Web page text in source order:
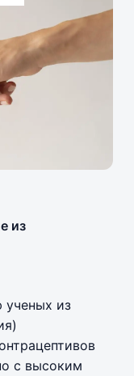
из
ученых из
с высоким